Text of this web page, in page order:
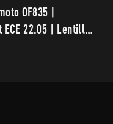
OF835 |
ECE 22.05 | Lentille